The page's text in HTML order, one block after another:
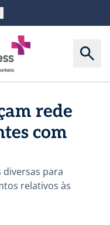
rede
com
para
relativos às